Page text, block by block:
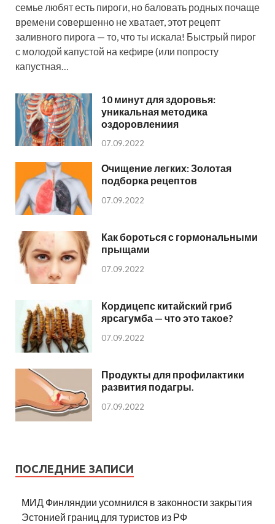
семье любят есть пироги, но баловать родных почаще
времени совершенно не хватает, этот рецепт
заливного пирога — то, что ты искала! Быстрый пирог
с молодой капустой на кефире (или попросту
капустная…
10 минут для здоровья:
уникальная методика
оздоровлениия
07.09.2022
Очищение легких: Золотая
подборка рецептов
07.09.2022
Как бороться с гормональными
прыщами
07.09.2022
Кордицепс китайский гриб
ярсагумба — что это такое?
07.09.2022
Продукты для профилактики
развития подагры.
07.09.2022
ПОСЛЕДНИЕ ЗАПИСИ
МИД Финляндии усомнился в законности закрытия
Эстонией границ для туристов из РФ